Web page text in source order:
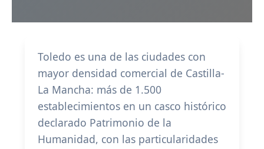
Toledo es una de las ciudades con
mayor densidad comercial de Castilla-
La Mancha: más de 1.500
establecimientos en un casco histórico
declarado Patrimonio de la
Humanidad, con las particularidades